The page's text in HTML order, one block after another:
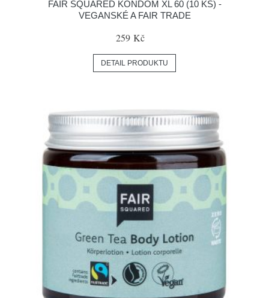
FAIR SQUARED KONDOM XL 60 (10 KS) -
VEGANSKÉ A FAIR TRADE
259 Kč
DETAIL PRODUKTU